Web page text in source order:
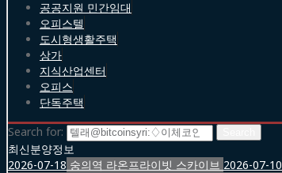
공공지원 민간임대
오피스텔
도시형생활주택
상가
지식산업센터
오피스
단독주택
Search for:
최신분양정보
2026-07-18 숭의역 라온프라이빗 스카이브 2026-07-10